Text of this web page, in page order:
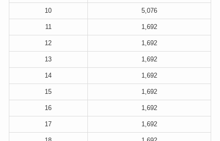
10 5,076
11 1,692
12 1,692
13 1,692
14 1,692
15 1,692
16 1,692
17 1,692